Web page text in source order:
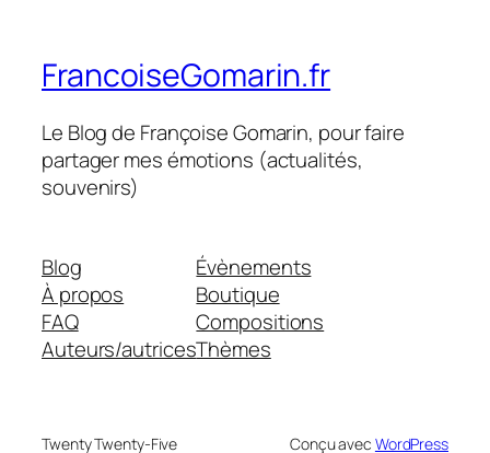
FrancoiseGomarin.fr
Le Blog de Françoise Gomarin, pour faire
partager mes émotions (actualités,
souvenirs)
Blog
À propos
FAQ
Auteurs/autrices
Évènements
Boutique
Compositions
Thèmes
Twenty Twenty-Five Conçu avec WordPress